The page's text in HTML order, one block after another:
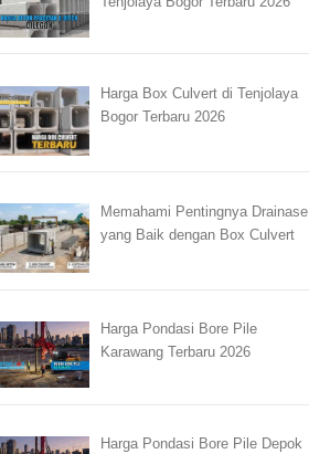
Harga Box Culvert di Tenjolaya
Bogor Terbaru 2026
Memahami Pentingnya Drainase
yang Baik dengan Box Culvert
Harga Pondasi Bore Pile
Karawang Terbaru 2026
Harga Pondasi Bore Pile Depok